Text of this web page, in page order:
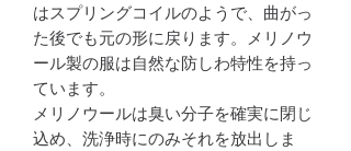
はスプリングコイルのようで、曲がっ
た後でも元の形に戻ります。メリノウ
ール製の服は自然な防しわ特性を持っ
ています。
メリノウールは臭い分子を確実に閉じ
込め、洗浄時にのみそれを放出しま